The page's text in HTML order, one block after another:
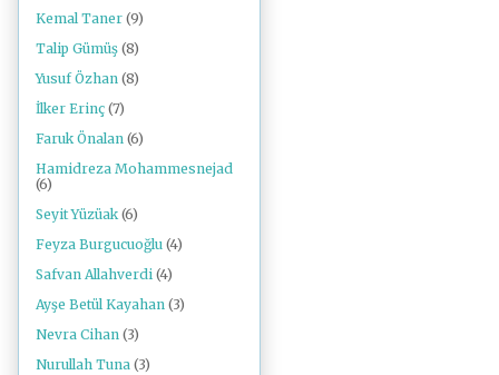
Kemal Taner (9)
Talip Gümüş (8)
Yusuf Özhan (8)
İlker Erinç (7)
Faruk Önalan (6)
Hamidreza Mohammesnejad
(6)
Seyit Yüzüak (6)
Feyza Burgucuoğlu (4)
Safvan Allahverdi (4)
Ayşe Betül Kayahan (3)
Nevra Cihan (3)
Nurullah Tuna (3)